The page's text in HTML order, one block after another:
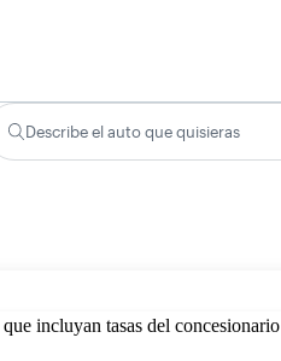
Describe el auto que quisieras
incluyan tasas del concesionario